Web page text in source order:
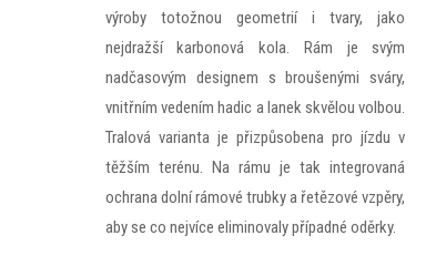
výroby totožnou geometrií i tvary, jako
nejdražší karbonová kola. Rám je svým
nadčasovým designem s broušenými sváry,
vnitřním vedením hadic a lanek skvělou volbou.
Tralová varianta je přizpůsobena pro jízdu v
těžším terénu. Na rámu je tak integrovaná
ochrana dolní rámové trubky a řetězové vzpěry,
aby se co nejvíce eliminovaly případné oděrky.